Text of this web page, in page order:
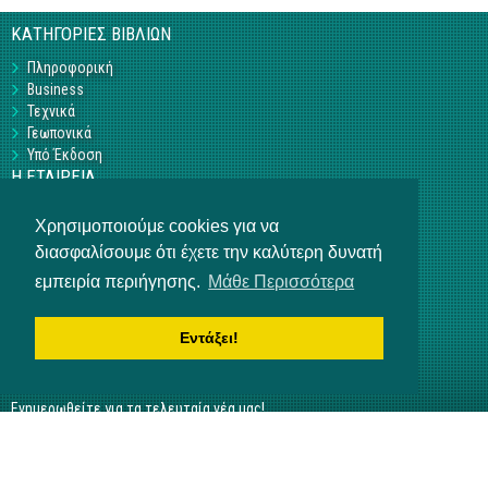
Χρησιμοποιούμε cookies για να
διασφαλίσουμε ότι έχετε την καλύτερη δυνατή
εμπειρία περιήγησης. Μάθε Περισσότερα
Εντάξει!
ΚΑΤΗΓΟΡΙΕΣ ΒΙΒΛΙΩΝ
Πληροφορική
Business
Τεχνικά
Γεωπονικά
Υπό Έκδοση
Η ΕΤΑΙΡΕΙΑ
Σχετικά με εμάς
Αρ. Γ.Ε.ΜΗ 3840901000
ΒΟΗΘΕΙΑ
Ενημερωθείτε για τα τελευταία νέα μας!